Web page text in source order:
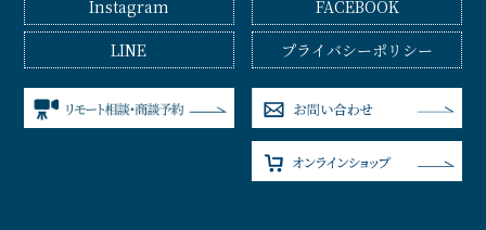
Instagram
FACEBOOK
LINE
プライバシーポリシー